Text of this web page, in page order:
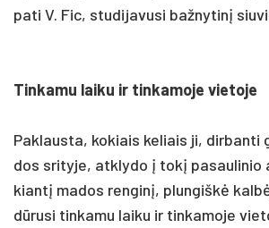
pa­ti V. Fic, stu­di­ja­vu­si baž­ny­tinį
Tin­ka­mu lai­ku ir tin­ka­mo­je vie­to­je
Pak­laus­ta, ko­kiais ke­liais ji, dir­ban­ti
dos sri­ty­je, at­kly­do į tokį
kiantį ma­dos ren­ginį, plun­giškė
dūru­si tin­ka­mu lai­ku ir tin­ka­mo­je